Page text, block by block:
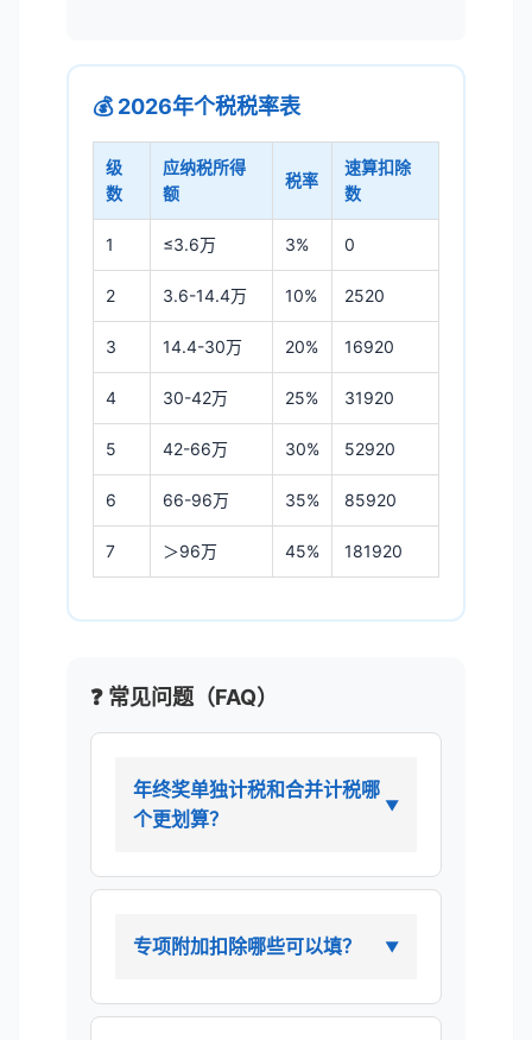
💰 2026年个税税率表
级
数
应纳税所得
额
税率
速算扣除
数
1 ≤3.6万 3% 0
2 3.6-14.4万 10% 2520
3 14.4-30万 20% 16920
4 30-42万 25% 31920
5 42-66万 30% 52920
6 66-96万 35% 85920
7 ＞96万 45% 181920
❓ 常见问题（FAQ）
年终奖单独计税和合并计税哪
个更划算？
专项附加扣除哪些可以填？